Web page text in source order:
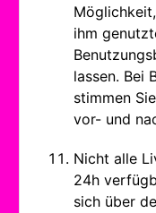
ihm
lassen. Bei
stimmen
vor- und
Nicht alle
24h
sich über